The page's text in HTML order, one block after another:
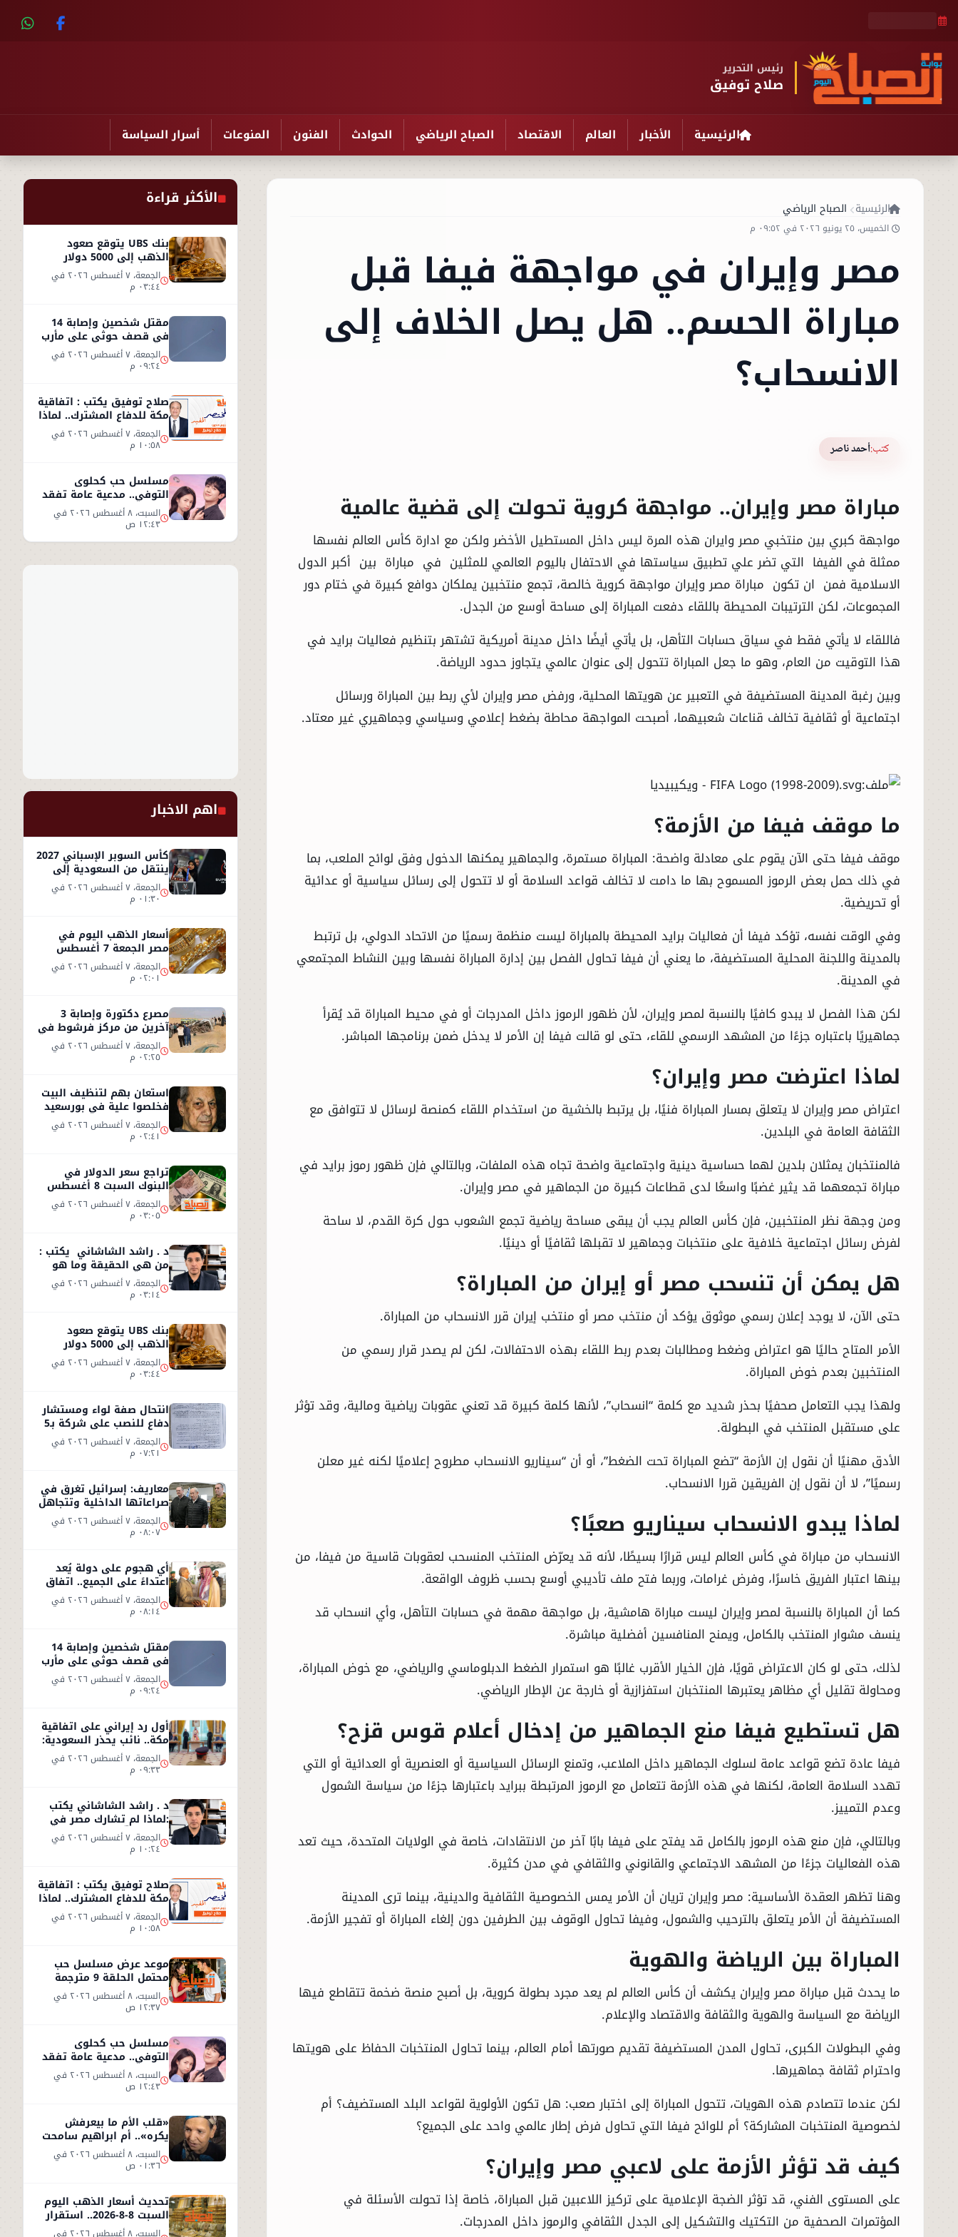
رئيس التحرير
صلاح توفيق
الرئيسية الأخبار العالم الاقتصاد الصباح الرياضي الحوادث الفنون المنوعات أسرار السياسة
الأخبار
العالم
الاقتصاد
الحوادث
الفنون
أسرار السياسة
الرئيسية الصباح الرياضي
الخميس، ٢٥ يونيو ٢٠٢٦ في ٠٩:٥٢ م
مصر وإيران في مواجهة فيفا قبل
مباراة الحسم.. هل يصل الخلاف إلى
الانسحاب؟
كتب:أحمد ناصر
مباراة مصر وإيران.. مواجهة كروية تحولت إلى قضية عالمية
مواجهة كبري بين منتخبي مصر وايران هذه المرة ليس داخل المستطيل الأخضر ولكن مع ادارة كأس العالم نفسها
ممثلة في الفيفا التي تضر علي تطبيق سياستها في الاحتفال باليوم العالمي للمثلين في مباراة بين أكبر الدول
الاسلامية فمن ان تكون مباراة مصر وإيران مواجهة كروية خالصة، تجمع منتخبين يملكان دوافع كبيرة في ختام دور
المجموعات، لكن الترتيبات المحيطة باللقاء دفعت المباراة إلى مساحة أوسع من الجدل.
فاللقاء لا يأتي فقط في سياق حسابات التأهل، بل يأتي أيضًا داخل مدينة أمريكية تشتهر بتنظيم فعاليات برايد في
هذا التوقيت من العام، وهو ما جعل المباراة تتحول إلى عنوان عالمي يتجاوز حدود الرياضة.
وبين رغبة المدينة المستضيفة في التعبير عن هويتها المحلية، ورفض مصر وإيران لأي ربط بين المباراة ورسائل
اجتماعية أو ثقافية تخالف قناعات شعبيهما، أصبحت المواجهة محاطة بضغط إعلامي وسياسي وجماهيري غير معتاد.
ما موقف فيفا من الأزمة؟
موقف فيفا حتى الآن يقوم على معادلة واضحة: المباراة مستمرة، والجماهير يمكنها الدخول وفق لوائح الملعب، بما
في ذلك حمل بعض الرموز المسموح بها ما دامت لا تخالف قواعد السلامة أو لا تتحول إلى رسائل سياسية أو عدائية
أو تحريضية.
وفي الوقت نفسه، تؤكد فيفا أن فعاليات برايد المحيطة بالمباراة ليست منظمة رسميًا من الاتحاد الدولي، بل ترتبط
بالمدينة واللجنة المحلية المستضيفة، ما يعني أن فيفا تحاول الفصل بين إدارة المباراة نفسها وبين النشاط المجتمعي
في المدينة.
لكن هذا الفصل لا يبدو كافيًا بالنسبة لمصر وإيران، لأن ظهور الرموز داخل المدرجات أو في محيط المباراة قد يُقرأ
جماهيريًا باعتباره جزءًا من المشهد الرسمي للقاء، حتى لو قالت فيفا إن الأمر لا يدخل ضمن برنامجها المباشر.
لماذا اعترضت مصر وإيران؟
اعتراض مصر وإيران لا يتعلق بمسار المباراة فنيًا، بل يرتبط بالخشية من استخدام اللقاء كمنصة لرسائل لا تتوافق مع
الثقافة العامة في البلدين.
فالمنتخبان يمثلان بلدين لهما حساسية دينية واجتماعية واضحة تجاه هذه الملفات، وبالتالي فإن ظهور رموز برايد في
مباراة تجمعهما قد يثير غضبًا واسعًا لدى قطاعات كبيرة من الجماهير في مصر وإيران.
ومن وجهة نظر المنتخبين، فإن كأس العالم يجب أن يبقى مساحة رياضية تجمع الشعوب حول كرة القدم، لا ساحة
لفرض رسائل اجتماعية خلافية على منتخبات وجماهير لا تقبلها ثقافيًا أو دينيًا.
هل يمكن أن تنسحب مصر أو إيران من المباراة؟
حتى الآن، لا يوجد إعلان رسمي موثوق يؤكد أن منتخب مصر أو منتخب إيران قرر الانسحاب من المباراة.
الأمر المتاح حاليًا هو اعتراض وضغط ومطالبات بعدم ربط اللقاء بهذه الاحتفالات، لكن لم يصدر قرار رسمي من
المنتخبين بعدم خوض المباراة.
ولهذا يجب التعامل صحفيًا بحذر شديد مع كلمة “انسحاب”، لأنها كلمة كبيرة قد تعني عقوبات رياضية ومالية، وقد تؤثر
على مستقبل المنتخب في البطولة.
الأدق مهنيًا أن نقول إن الأزمة “تضع المباراة تحت الضغط”، أو أن “سيناريو الانسحاب مطروح إعلاميًا لكنه غير معلن
رسميًا”، لا أن نقول إن الفريقين قررا الانسحاب.
لماذا يبدو الانسحاب سيناريو صعبًا؟
الانسحاب من مباراة في كأس العالم ليس قرارًا بسيطًا، لأنه قد يعرّض المنتخب المنسحب لعقوبات قاسية من فيفا، من
بينها اعتبار الفريق خاسرًا، وفرض غرامات، وربما فتح ملف تأديبي أوسع بحسب ظروف الواقعة.
كما أن المباراة بالنسبة لمصر وإيران ليست مباراة هامشية، بل مواجهة مهمة في حسابات التأهل، وأي انسحاب قد
ينسف مشوار المنتخب بالكامل، ويمنح المنافسين أفضلية مباشرة.
لذلك، حتى لو كان الاعتراض قويًا، فإن الخيار الأقرب غالبًا هو استمرار الضغط الدبلوماسي والرياضي، مع خوض المباراة،
ومحاولة تقليل أي مظاهر يعتبرها المنتخبان استفزازية أو خارجة عن الإطار الرياضي.
هل تستطيع فيفا منع الجماهير من إدخال أعلام قوس قزح؟
فيفا عادة تضع قواعد عامة لسلوك الجماهير داخل الملاعب، وتمنع الرسائل السياسية أو العنصرية أو العدائية أو التي
تهدد السلامة العامة، لكنها في هذه الأزمة تتعامل مع الرموز المرتبطة ببرايد باعتبارها جزءًا من سياسة الشمول
وعدم التمييز.
وبالتالي، فإن منع هذه الرموز بالكامل قد يفتح على فيفا بابًا آخر من الانتقادات، خاصة في الولايات المتحدة، حيث تعد
هذه الفعاليات جزءًا من المشهد الاجتماعي والقانوني والثقافي في مدن كثيرة.
وهنا تظهر العقدة الأساسية: مصر وإيران تريان أن الأمر يمس الخصوصية الثقافية والدينية، بينما ترى المدينة
المستضيفة أن الأمر يتعلق بالترحيب والشمول، وفيفا تحاول الوقوف بين الطرفين دون إلغاء المباراة أو تفجير الأزمة.
المباراة بين الرياضة والهوية
ما يحدث قبل مباراة مصر وإيران يكشف أن كأس العالم لم يعد مجرد بطولة كروية، بل أصبح منصة ضخمة تتقاطع فيها
الرياضة مع السياسة والهوية والثقافة والاقتصاد والإعلام.
وفي البطولات الكبرى، تحاول المدن المستضيفة تقديم صورتها أمام العالم، بينما تحاول المنتخبات الحفاظ على هويتها
واحترام ثقافة جماهيرها.
لكن عندما تتصادم هذه الهويات، تتحول المباراة إلى اختبار صعب: هل تكون الأولوية لقواعد البلد المستضيف؟ أم
لخصوصية المنتخبات المشاركة؟ أم للوائح فيفا التي تحاول فرض إطار عالمي واحد على الجميع؟
كيف قد تؤثر الأزمة على لاعبي مصر وإيران؟
على المستوى الفني، قد تؤثر الضجة الإعلامية على تركيز اللاعبين قبل المباراة، خاصة إذا تحولت الأسئلة في
المؤتمرات الصحفية من التكتيك والتشكيل إلى الجدل الثقافي والرموز داخل المدرجات.
الأكثر قراءة
بنك UBS يتوقع صعود
الذهب إلى 5000 دولار
للأوقية - التفاصيل الجمعة، ٧ أغسطس ٢٠٢٦ في
٠٣:٤٤ م
مقتل شخصين وإصابة 14
في قصف حوثي على مأرب
الجمعة، ٧ أغسطس ٢٠٢٦ في
٠٩:٢٤ م
صلاح توفيق يكتب : اتفاقية
مكة للدفاع المشترك.. لماذا
غابت مصر؟ الجمعة، ٧ أغسطس ٢٠٢٦ في
١٠:٥٨ م
مسلسل حب كحلوى
التوفي.. مدعية عامة تفقد
ذاكرتها وتبدأ قصة حب
غامضة السبت، ٨ أغسطس ٢٠٢٦ في
١٢:٤٣ ص
اهم الاخبار
كأس السوبر الإسباني 2027
ينتقل من السعودية إلى
إسطنبول الجمعة، ٧ أغسطس ٢٠٢٦ في
٠١:٣٠ م
أسعار الذهب اليوم في
مصر الجمعة 7 أغسطس
2026.. عيار 21 يسجل 5970
جنيهاً الجمعة، ٧ أغسطس ٢٠٢٦ في
٠٢:٠١ م
مصرع دكتورة وإصابة 3
آخرين من مركز فرشوط في
حادث على الطريق
الصحراوي الغربي الجمعة، ٧ أغسطس ٢٠٢٦ في
٠٢:٢٥ م
استعان بهم لتنظيف البيت
فخلصوا علية في بورسعيد
الجمعة، ٧ أغسطس ٢٠٢٦ في
٠٢:٤١ م
تراجع سعر الدولار في
البنوك السبت 8 أغسطس
2026.. استقرار عند 49.71
جنيه الجمعة، ٧ أغسطس ٢٠٢٦ في
٠٣:٠٥ م
د . راشد الشاشاني يكتب :
من هي الحقيقة وما هو
الكذب الجمعة، ٧ أغسطس ٢٠٢٦ في
٠٣:١٤ م
بنك UBS يتوقع صعود
الذهب إلى 5000 دولار
للأوقية - التفاصيل الجمعة، ٧ أغسطس ٢٠٢٦ في
٠٣:٤٤ م
انتحال صفة لواء ومستشار
دفاع للنصب على شركة بـ5
ملايين جنيه داخل هيئة
الاستثمار الجمعة، ٧ أغسطس ٢٠٢٦ في
٠٧:٢١ م
معاريف: إسرائيل تغرق في
صراعاتها الداخلية وتتجاهل
«تسونامي» سياسيًا قادمًا
من أمريكا الجمعة، ٧ أغسطس ٢٠٢٦ في
٠٨:٠٧ م
أي هجوم على دولة يُعد
اعتداءً على الجميع.. اتفاق
دفاعي جديد في مكة الجمعة، ٧ أغسطس ٢٠٢٦ في
٠٨:١٤ م
مقتل شخصين وإصابة 14
في قصف حوثي على مأرب
الجمعة، ٧ أغسطس ٢٠٢٦ في
٠٩:٢٤ م
أول رد إيراني على اتفاقية
مكة.. نائب يحذر السعودية:
الاتفاق لن يوفر الأمن الجمعة، ٧ أغسطس ٢٠٢٦ في
٠٩:٣٣ م
د . راشد الشاشاني يكتب
:لماذا لم تشارك مصر في
اتفاق مكّة ؟ الجمعة، ٧ أغسطس ٢٠٢٦ في
١٠:٢٤ م
صلاح توفيق يكتب : اتفاقية
مكة للدفاع المشترك.. لماذا
غابت مصر؟ الجمعة، ٧ أغسطس ٢٠٢٦ في
١٠:٥٨ م
موعد عرض مسلسل حب
محتمل الحلقة 9 مترجمة
على شاهد السبت، ٨ أغسطس ٢٠٢٦ في
١٢:٣٧ ص
مسلسل حب كحلوى
التوفي.. مدعية عامة تفقد
ذاكرتها وتبدأ قصة حب
غامضة السبت، ٨ أغسطس ٢٠٢٦ في
١٢:٤٣ ص
«قلب الأم ما بيعرفش
يكره».. أم ابراهيم سامحت
ابنها بعد طردها من المنزل
!! السبت، ٨ أغسطس ٢٠٢٦ في
٠١:٣٦ ص
تحديث أسعار الذهب اليوم
السبت 8-8-2026.. استقرار
نسبي في سوق الصاغة
السبت، ٨ أغسطس ٢٠٢٦ في